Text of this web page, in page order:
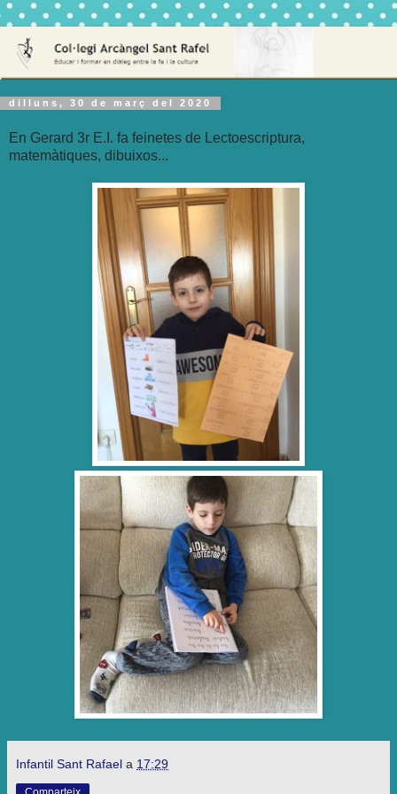
dilluns, 30 de març del 2020
En Gerard 3r E.I. fa feinetes de Lectoescriptura,
matemàtiques, dibuixos...
Infantil Sant Rafael a 17:29